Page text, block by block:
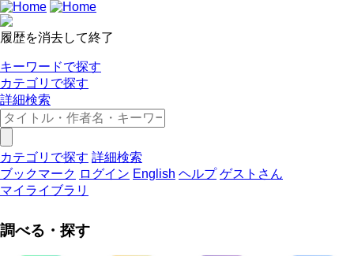
履歴を消去して終了
キーワードで探す
カテゴリで探す
詳細検索
カテゴリで探す 詳細検索
ブックマーク ログイン English ヘルプ ゲストさん
マイライブラリ
調べる・探す